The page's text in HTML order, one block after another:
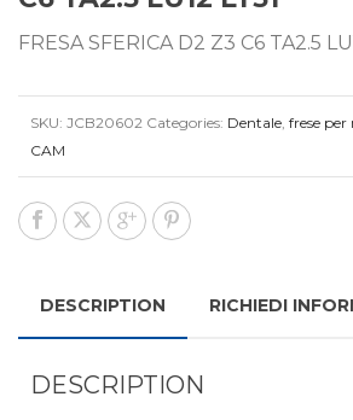
FRESA SFERICA D2 Z3 C6 TA2.5
SKU: JCB20602 Categories: Dentale, frese per
CAM
DESCRIPTION RICHIEDI
DESCRIPTION